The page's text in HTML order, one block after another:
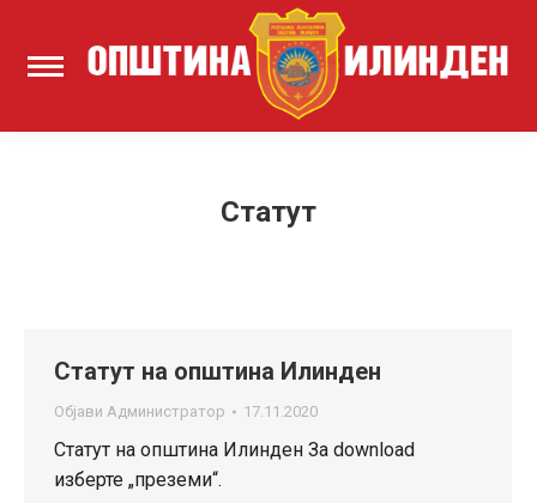
Статут
Статут на општина Илинден
Објави Администратор 17.11.2020
Статут на општина Илинден За download
изберте „преземи“.